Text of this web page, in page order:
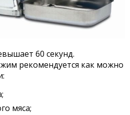
60 секунд.
рекомендуется как можно
мяса;